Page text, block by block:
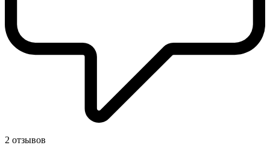
2 отзывов